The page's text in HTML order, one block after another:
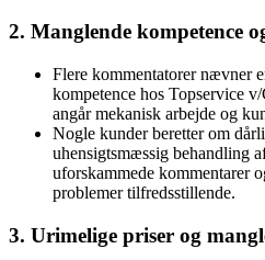
2. Manglende kompetence
Flere kommentatorer nævner
kompetence hos Topservice
angår mekanisk arbejde og
Nogle kunder beretter om
uhensigtsmæssig behandling
uforskammede kommentarer
problemer tilfredsstillende.
3. Urimelige priser og